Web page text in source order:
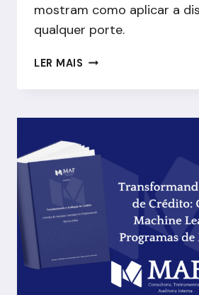
mostram como aplicar a
qualquer porte.
LER MAIS OS
MAIS
DE
DESMISTIFICADOS
POR
CONSULTORES
ESPECIALIZADOS